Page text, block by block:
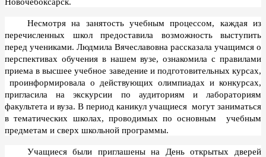
Несмотря на занятость учебным процессом, каждая из
перечисленных школ предоставила возможность выступить
перед учениками. Людмила Вячеславовна рассказала учащимся о
перспективах обучения в нашем вузе, ознакомила с правилами
приема в высшее учебное заведение и подготовительных курсах,
проинформировала о действующих олимпиадах и конкурсах,
пригласила на экскурсии по аудиториям и лабораториям
факультета и вуза. В период каникул учащиеся могут заниматься
в тематических школах, проводимых по основным
учебным
предметам и сверх школьной программы.
Учащиеся были приглашены на День открытых дверей